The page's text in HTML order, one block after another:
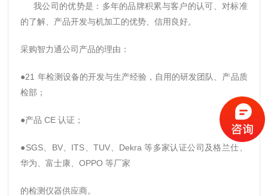
我公司的优势是：多年的品牌积累与客户的认可、对标准
的了解、产品开发与机加工的优势、信用良好。
采购智力通公司产品的理由：
●21 年检测设备的开发与生产经验，自用的研发团队、产品质
检部；
●产品 CE 认证；
●SGS、BV、ITS、TUV、Dekra 等多家认证公司及格兰仕、
华为、富士康、OPPO 等厂家
的检测仪器供应商。